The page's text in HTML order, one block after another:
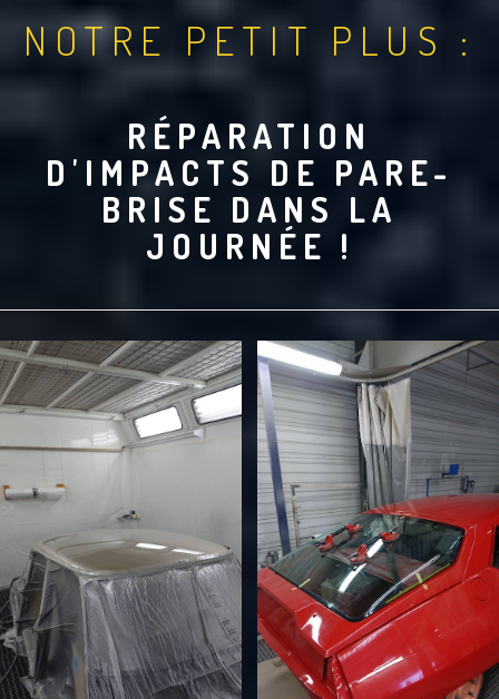
NOTRE PETIT PLUS :
RÉPARATION
D'IMPACTS DE PARE-
BRISE DANS LA
JOURNÉE !